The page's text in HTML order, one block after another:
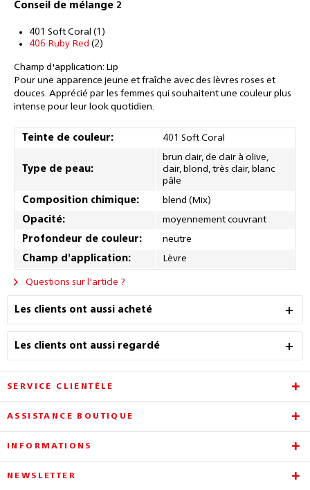
Conseil de mélange 2
401 Soft Coral (1)
406 Ruby Red (2)
Champ d'application: Lip
Pour une apparence jeune et fraîche avec des lèvres roses et
douces. Apprécié par les femmes qui souhaitent une couleur plus
intense pour leur look quotidien.
Teinte de couleur: 401 Soft Coral
Type de peau:
brun clair, de clair à olive,
clair, blond, très clair, blanc
pâle
Composition chimique:
blend (Mix)
Opacité:
moyennement couvrant
Profondeur de couleur:
neutre
Champ d'application:
Lèvre
Questions sur l'article ?
Les clients ont aussi acheté
Les clients ont aussi regardé
SERVICE CLIENTÈLE
ASSISTANCE BOUTIQUE
INFORMATIONS
NEWSLETTER